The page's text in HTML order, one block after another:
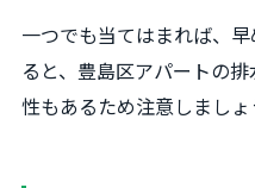
一つでも当てはまれば、
ると、豊島区アパートの
性もあるため注意しましょ